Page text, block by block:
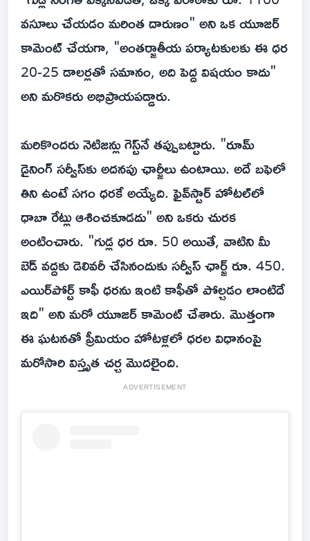
వసూలు చేయడం మరింత దారుణం" అని ఒక యూజర్
కామెంట్ చేయగా, "అంతర్జాతీయ పర్యాటకులకు ఈ ధర
20-25 డాలర్లతో సమానం, అది పెద్ద విషయం కాదు"
అని మరొకరు అభిప్రాయపడ్డారు.
మరికొందరు నెటిజన్లు గెస్ట్‌నే తప్పుబట్టారు. "రూమ్
డైనింగ్ సర్వీస్‌కు అదనపు ఛార్జీలు ఉంటాయి. అదే బఫెలో
తిని ఉంటే సగం ధరకే అయ్యేది. ఫైవ్‌స్టార్ హోటల్‌లో
ధాబా రేట్లు ఆశించకూడదు" అని ఒకరు చురక
అంటించారు. "గుడ్ల ధర రూ. 50 అయితే, వాటిని మీ
బెడ్ వద్దకు డెలివరీ చేసినందుకు సర్వీస్ ఛార్జ్ రూ. 450.
ఎయిర్‌పోర్ట్ కాఫీ ధరను ఇంటి కాఫీతో పోల్చడం లాంటిదే
ఇది" అని మరో యూజర్ కామెంట్ చేశారు. మొత్తంగా
ఈ ఘటనతో ప్రీమియం హోటళ్లలో ధరల విధానంపై
మరోసారి విస్తృత చర్చ మొదలైంది.
ADVERTISEMENT